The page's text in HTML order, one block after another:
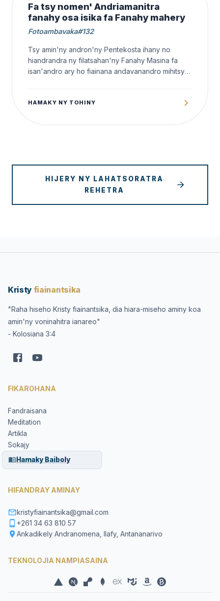
Fa tsy nomen' Andriamanitra
fanahy osa isika fa Fanahy mahery
Fotoambavaka#132
Tsy amin'ny andron'ny Pentekosta ihany no
hiandrandra ny filatsahan'ny Fanahy Masina fa
isan'andro ary ho fiainana andavanandro mihitsy
HAMAKY NY TOHINY
HIJERY NY LAHATSORATRA
REHETRA
Kristy fiainantsika
"Raha hiseho Kristy fiainantsika, dia hiara-miseho aminy koa
amin'ny voninahitra ianareo"
- Kolosiana 3:4
FIKAROHANA
Fandraisana
Meditation
Artikla
Sokajy
Hamaky Baiboly
HIFANDRAY AMINAY
kristyfiainantsika@gmail.com
+261 34 63 810 57
Ankadikely Andranomena, Ilafy, Antananarivo
TEKNOLOJIA NAMPIASAINA